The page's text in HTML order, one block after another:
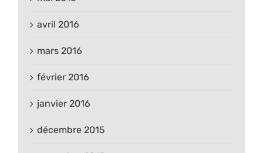
avril 2016
mars 2016
février 2016
janvier 2016
décembre 2015